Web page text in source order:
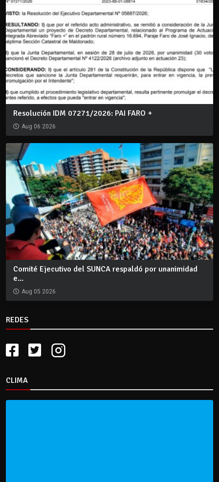
Resolución IDM 07271/2026: PAI FARO +
Aug 06 2026
Comité Ejecutivo del SUNCA respaldó por unanimidad
e...
Aug 05 2026
REDES
CLIMA